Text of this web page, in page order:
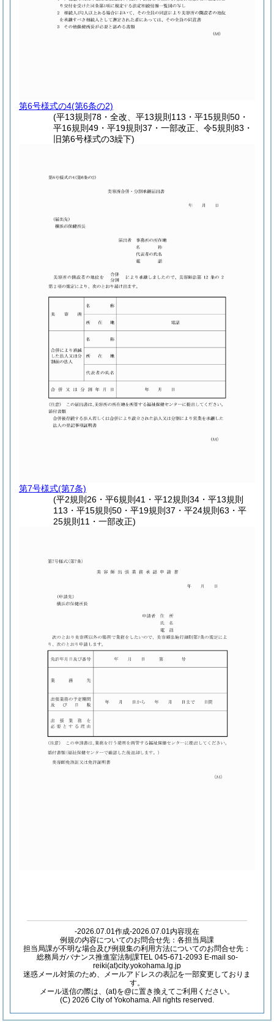
第6号様式の4(第6条の2)
(平13規則78・全改、平13規則113・平15規則50・
平16規則49・平19規則37・一部改正、令5規則83・
旧第6号様式の3繰下)
第7号様式(第7条)
(平2規則26・平6規則41・平12規則34・平13規則
113・平15規則50・平19規則37・平24規則63・平
25規則11・一部改正)
-2026.07.01作成-2026.07.01内容現在
例規の内容についてのお問合せ先：各担当局課
担当局課が不明な場合及び例規集の利用方法についてのお問合せ先：
総務局ガバナンス推進室法制課TEL 045-671-2093 E-mail so-
reiki(at)city.yokohama.lg.jp
迷惑メール対策のため、メールアドレスの表記を一部変更しておりま
す。
メール送信の際は、(at)を@に置き換えてご利用ください。
(C) 2026 City of Yokohama. All rights reserved.